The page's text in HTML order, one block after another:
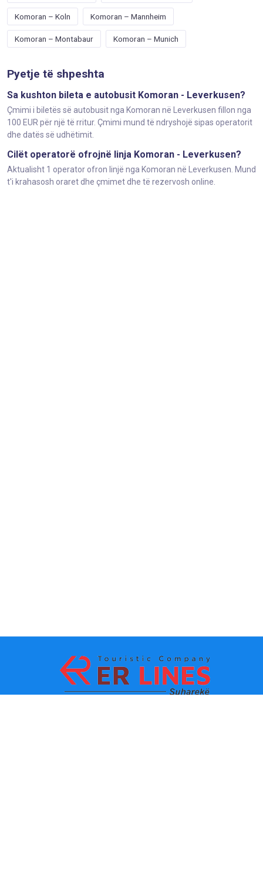
Komoran – Koln Komoran – Mannheim
Komoran – Montabaur Komoran – Munich
Pyetje të shpeshta
Sa kushton bileta e autobusit Komoran - Leverkusen?
Çmimi i biletës së autobusit nga Komoran në Leverkusen fillon nga
100 EUR për një të rritur. Çmimi mund të ndryshojë sipas operatorit
dhe datës së udhëtimit.
Cilët operatorë ofrojnë linja Komoran - Leverkusen?
Aktualisht 1 operator ofron linjë nga Komoran në Leverkusen. Mund
t'i krahasosh oraret dhe çmimet dhe të rezervosh online.